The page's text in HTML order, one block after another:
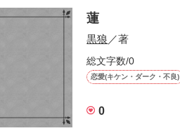
蓮
黒狼／著
総文字数/0
恋愛(キケン・ダーク・不良)
0